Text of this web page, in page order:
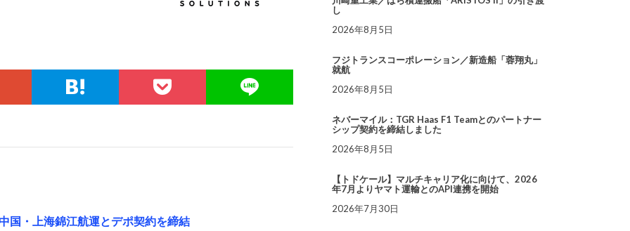
国・上海錦江航運とデポ契約を締結
し
2026年8月5日
フジトランスコーポレーション／新造船「蓉翔丸」
就航
2026年8月5日
ネバーマイル：TGR Haas F1 Teamとのパートナー
シップ契約を締結しました
2026年8月5日
【トドケール】マルチキャリア化に向けて、2026
年7月よりヤマト運輸とのAPI連携を開始
2026年7月30日